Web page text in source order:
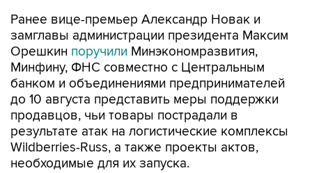
Ранее вице-премьер Александр Новак и
замглавы администрации президента Максим
Орешкин поручили Минэкономразвития,
Минфину, ФНС совместно с Центральным
банком и объединениями предпринимателей
до 10 августа представить меры поддержки
продавцов, чьи товары пострадали в
результате атак на логистические комплексы
Wildberries-Russ, а также проекты актов,
необходимые для их запуска.